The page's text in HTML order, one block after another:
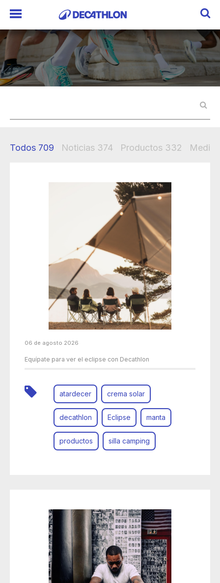
Todos 709 Noticias 374 Productos 332
06 de agosto 2026
Equípate para ver el eclipse con Decathlon
atardecer crema solar
decathlon Eclipse manta
productos silla camping